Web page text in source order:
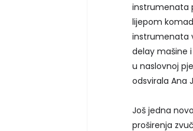
instrumenata
lijepom
instrumenata
delay mašine
u naslovnoj
odsvirala Ana
Još jedna
proširenja